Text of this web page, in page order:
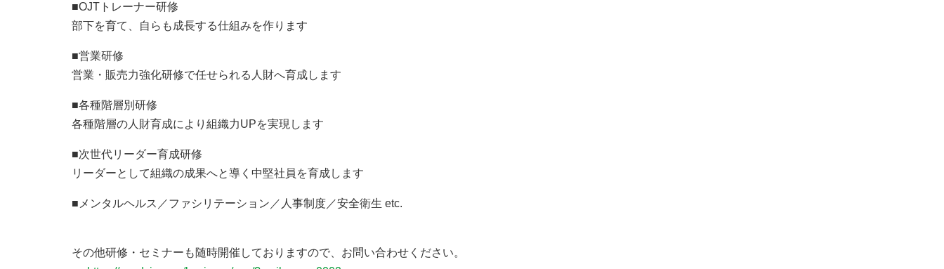
■OJTトレーナー研修
部下を育て、自らも成長する仕組みを作ります
■営業研修
営業・販売力強化研修で任せられる人財へ育成します
■各種階層別研修
各種階層の人財育成により組織力UPを実現します
■次世代リーダー育成研修
リーダーとして組織の成果へと導く中堅社員を育成します
■メンタルヘルス／ファシリテーション／人事制度／安全衛生 etc.
その他研修・セミナーも随時開催しておりますので、お問い合わせください。